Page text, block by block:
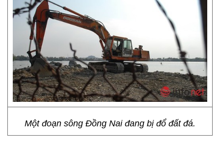
Một đoạn sông Đồng Nai đang bị đổ đất đá.